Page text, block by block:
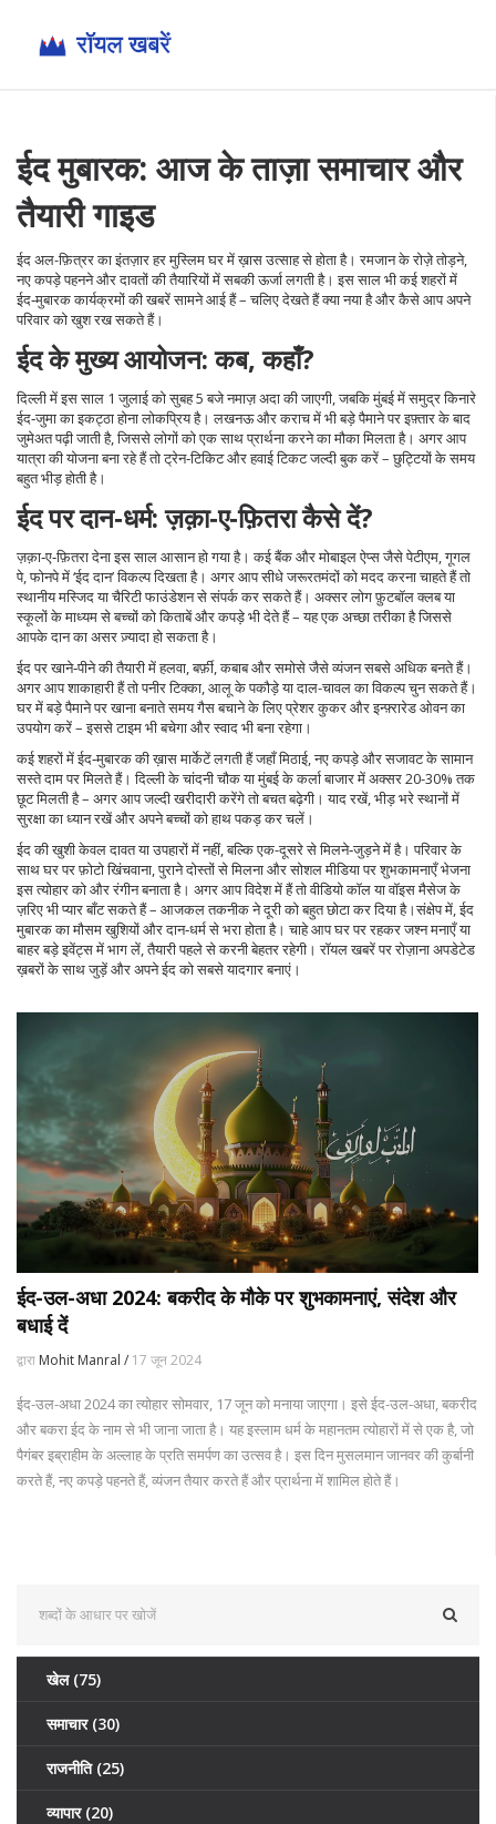
ईद मुबारक: आज के ताज़ा समाचार और
तैयारी गाइड
ईद अल-फ़ित्रर का इंतज़ार हर मुस्लिम घर में ख़ास उत्साह से होता है। रमजान के रोज़े तोड़ने,
नए कपड़े पहनने और दावतों की तैयारियों में सबकी ऊर्जा लगती है। इस साल भी कई शहरों में
ईद‑मुबारक कार्यक्रमों की खबरें सामने आई हैं – चलिए देखते हैं क्या नया है और कैसे आप अपने
परिवार को खुश रख सकते हैं।
ईद के मुख्य आयोजन: कब, कहाँ?
दिल्ली में इस साल 1 जुलाई को सुबह 5 बजे नमाज़ अदा की जाएगी, जबकि मुंबई में समुद्र किनारे
ईद‑जुमा का इकट्ठा होना लोकप्रिय है। लखनऊ और कराच में भी बड़े पैमाने पर इफ़्तार के बाद
जुमेअत पढ़ी जाती है, जिससे लोगों को एक साथ प्रार्थना करने का मौका मिलता है। अगर आप
यात्रा की योजना बना रहे हैं तो ट्रेन‑टिकिट और हवाई टिकट जल्दी बुक करें – छुट्टियों के समय
बहुत भीड़ होती है।
ईद पर दान‑धर्म: ज़क़ा‑ए‑फ़ितरा कैसे दें?
ज़क़ा‑ए‑फ़ितरा देना इस साल आसान हो गया है। कई बैंक और मोबाइल ऐप्स जैसे पेटीएम, गूगल
पे, फोनपे में ‘ईद दान’ विकल्प दिखता है। अगर आप सीधे जरूरतमंदों को मदद करना चाहते हैं तो
स्थानीय मस्जिद या चैरिटी फाउंडेशन से संपर्क कर सकते हैं। अक्सर लोग फ़ुटबॉल क्लब या
स्कूलों के माध्यम से बच्चों को किताबें और कपड़े भी देते हैं – यह एक अच्छा तरीका है जिससे
आपके दान का असर ज़्यादा हो सकता है।
ईद पर खाने‑पीने की तैयारी में हलवा, बर्फ़ी, कबाब और समोसे जैसे व्यंजन सबसे अधिक बनते हैं।
अगर आप शाकाहारी हैं तो पनीर टिक्का, आलू के पकौड़े या दाल-चावल का विकल्प चुन सकते हैं।
घर में बड़े पैमाने पर खाना बनाते समय गैस बचाने के लिए प्रेशर कुकर और इन्फ़्रारेड ओवन का
उपयोग करें – इससे टाइम भी बचेगा और स्वाद भी बना रहेगा।
कई शहरों में ईद‑मुबारक की ख़ास मार्केटें लगती हैं जहाँ मिठाई, नए कपड़े और सजावट के सामान
सस्ते दाम पर मिलते हैं। दिल्ली के चांदनी चौक या मुंबई के कर्ला बाजार में अक्सर 20-30% तक
छूट मिलती है – अगर आप जल्दी खरीदारी करेंगे तो बचत बढ़ेगी। याद रखें, भीड़ भरे स्थानों में
सुरक्षा का ध्यान रखें और अपने बच्चों को हाथ पकड़ कर चलें।
ईद की खुशी केवल दावत या उपहारों में नहीं, बल्कि एक-दूसरे से मिलने‑जुड़ने में है। परिवार के
साथ घर पर फ़ोटो खिंचवाना, पुराने दोस्तों से मिलना और सोशल मीडिया पर शुभकामनाएँ भेजना
इस त्योहार को और रंगीन बनाता है। अगर आप विदेश में हैं तो वीडियो कॉल या वॉइस मैसेज के
ज़रिए भी प्यार बाँट सकते हैं – आजकल तकनीक ने दूरी को बहुत छोटा कर दिया है।संक्षेप में, ईद
मुबारक का मौसम खुशियों और दान‑धर्म से भरा होता है। चाहे आप घर पर रहकर जश्न मनाएँ या
बाहर बड़े इवेंट्स में भाग लें, तैयारी पहले से करनी बेहतर रहेगी। रॉयल खबरें पर रोज़ाना अपडेटेड
ख़बरों के साथ जुड़ें और अपने ईद को सबसे यादगार बनाएं।
ईद-उल-अधा 2024: बकरीद के मौके पर शुभकामनाएं, संदेश और
बधाई दें
द्वारा Mohit Manral / 17 जून 2024
ईद-उल-अधा 2024 का त्योहार सोमवार, 17 जून को मनाया जाएगा। इसे ईद-उल-अधा, बकरीद
और बकरा ईद के नाम से भी जाना जाता है। यह इस्लाम धर्म के महानतम त्योहारों में से एक है, जो
पैगंबर इब्राहीम के अल्लाह के प्रति समर्पण का उत्सव है। इस दिन मुसलमान जानवर की कुर्बानी
करते हैं, नए कपड़े पहनते हैं, व्यंजन तैयार करते हैं और प्रार्थना में शामिल होते हैं।
खेल (75)
समाचार (30)
राजनीति (25)
व्यापार (20)